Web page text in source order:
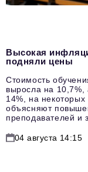
Высокая
подняли цены
Стоимость
выросла на 10,7%,
14%, на
объясняют
преподавателей и
04 августа 14:15